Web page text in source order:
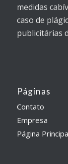
medidas
caso de
publicitárias
Páginas
Contato
Empresa
Página